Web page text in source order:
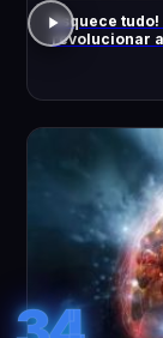
Esquece tudo!
revolucionar